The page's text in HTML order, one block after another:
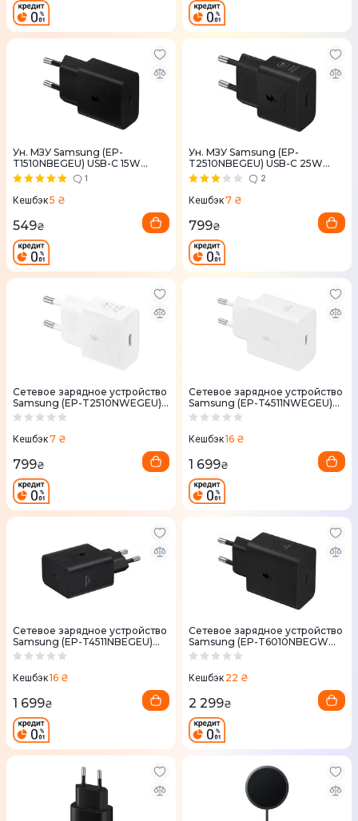
Ун. МЗУ Samsung (EP-
T1510NBEGEU) USB-C 15W
черный
1
Кешбэк5 ₴
549₴
Ун. МЗУ Samsung (EP-
T2510NBEGEU) USB-C 25W
черный
2
Кешбэк7 ₴
799₴
Сетевое зарядное устройство
Samsung (EP-T2510NWEGEU)
USB-C 25W белый
Кешбэк7 ₴
799₴
Сетевое зарядное устройство
Samsung (EP-T4511NWEGEU)
USB-C 45W белый
Кешбэк16 ₴
1 699₴
Сетевое зарядное устройство
Samsung (EP-T4511NBEGEU)
USB-C 45W черный
Кешбэк16 ₴
1 699₴
Сетевое зарядное устройство
Samsung (EP-T6010NBEGWW)
USB-C 60W черный
Кешбэк 22 ₴
2 299₴